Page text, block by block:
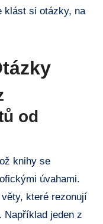
klást si otázky, na
od
knihy se
úvahami.
které rezonují
Například jeden z